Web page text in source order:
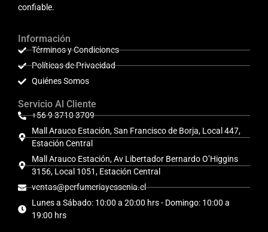
confiable.
Información
Términos y Condiciones
Políticas de Privacidad
Quiénes Somos
Servicio Al Cliente
+56 9 3710 3709
Mall Arauco Estación, San Francisco de Borja, Local 447,
Estación Central
Mall Arauco Estación, Av Libertador Bernardo O’Higgins
3156, Local 1051, Estación Central
ventas@perfumeriayessenia.cl
Lunes a Sábado: 10:00 a 20:00 hrs - Domingo: 10:00 a
19:00 hrs